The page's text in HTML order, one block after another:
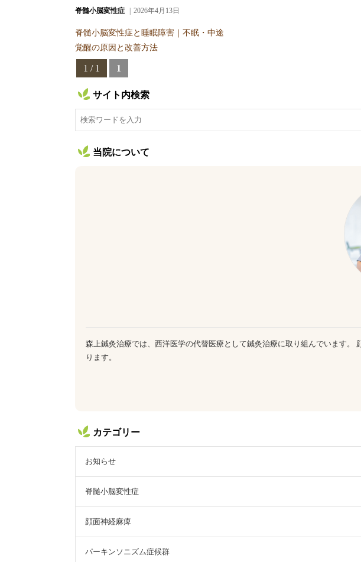
脊髄小脳変性症 2026年4月13日
脊髄小脳変性症と睡眠障害｜不眠・中途
覚醒の原因と改善方法
1 / 1 1
サイト内検索
当院について
森上鍼灸治療では、西洋医学の代替医療として鍼灸治療に取り組んでいます
ります。
カテゴリー
お知らせ
脊髄小脳変性症
顔面神経麻痺
パーキンソニズム症候群